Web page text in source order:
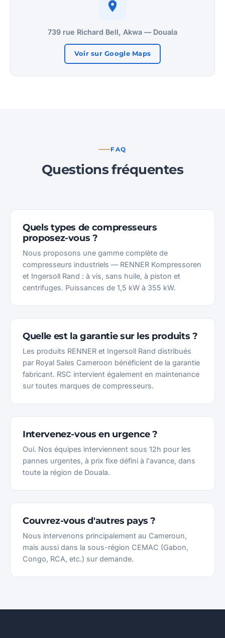
739 rue Richard Bell, Akwa — Douala
Voir sur Google Maps
FAQ
Questions fréquentes
Quels types de compresseurs
proposez-vous ?
Nous proposons une gamme complète de
compresseurs industriels — RENNER Kompressoren
et Ingersoll Rand : à vis, sans huile, à piston et
centrifuges. Puissances de 1,5 kW à 355 kW.
Quelle est la garantie sur les produits ?
Les produits RENNER et Ingersoll Rand distribués
par Royal Sales Cameroon bénéficient de la garantie
fabricant. RSC intervient également en maintenance
sur toutes marques de compresseurs.
Intervenez-vous en urgence ?
Oui. Nos équipes interviennent sous 12h pour les
pannes urgentes, à prix fixe défini à l'avance, dans
toute la région de Douala.
Couvrez-vous d'autres pays ?
Nous intervenons principalement au Cameroun,
mais aussi dans la sous-région CEMAC (Gabon,
Congo, RCA, etc.) sur demande.